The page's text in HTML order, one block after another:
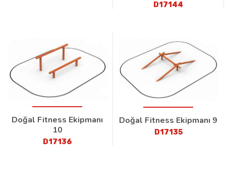
D17144
Doğal Fitness Ekipmanı
10
D17136
Doğal Fitness Ekipmanı 9
D17135